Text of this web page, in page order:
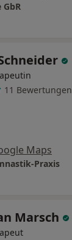
11 Bewertungen
Maps
Praxis
Marsch